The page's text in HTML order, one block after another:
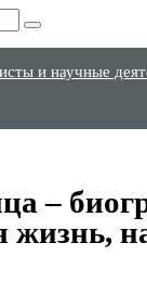
и научные
–
жизнь,